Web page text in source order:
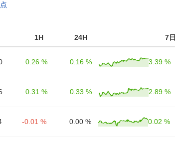
1H 24H 7日
0.26 % 0.16 % 3.39 %
0.31 % 0.33 % 2.89 %
-0.01 % 0.00 % 0.02 %